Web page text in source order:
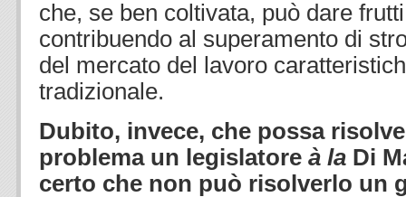
che, se ben coltivata, può dare
contribuendo al superamento di
del mercato del lavoro
tradizionale.
Dubito, invece, che possa
problema un legislatore à la Di
certo che non può risolverlo un